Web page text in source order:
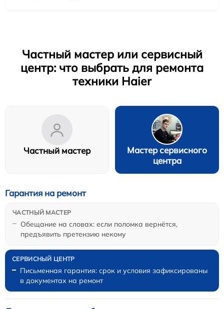
Частный мастер или сервисный
центр: что выбрать для ремонта
техники Haier
Частный мастер
Мастер сервисного
центра
Обещание на словах: если поломка вернётся,
предъявить претензию некому
Гарантия на ремонт
Письменная гарантия: срок и условия зафиксированы
в документах на ремонт